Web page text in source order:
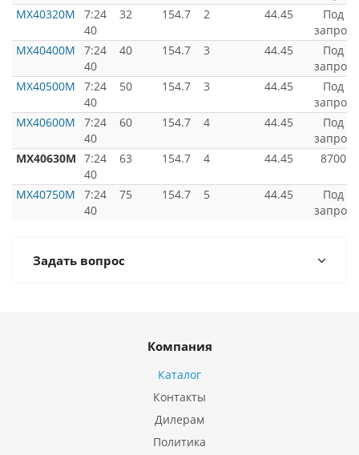
MX40320M
7:24
40
32 154.7 2 44.45
Под
запрос
MX40400M
7:24
40
40 154.7 3 44.45
Под
запрос
MX40500M
7:24
40
50 154.7 3 44.45
Под
запрос
MX40600M
7:24
40
60 154.7 4 44.45
Под
запрос
MX40630M 7:24
40
63 154.7 4 44.45 8700
MX40750M
7:24
40
75 154.7 5 44.45
Под
запрос
Задать вопрос
Компания
Каталог
Контакты
Дилерам
Политика